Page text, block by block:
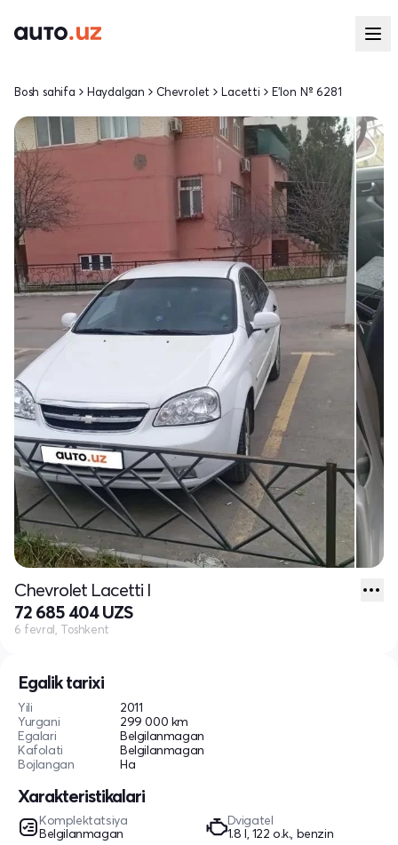
Egalik tarixi
Yili
2011
Yurgani
299 000 km
Egalari
Belgilanmagan
Kafolati
Belgilanmagan
Bojlangan
Ha
Xarakteristikalari
Komplektatsiya
Belgilanmagan
Dvigatel
1.8 l, 122 o.k., benzin
Bosh sahifa Haydalgan Chevrolet Lacetti E'lon № 6281
Chevrolet Lacetti I
72 685 404 UZS
6 fevral, Toshkent